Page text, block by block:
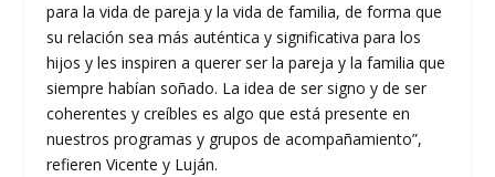
para la vida de pareja y la vida de familia, de forma que
su relación sea más auténtica y significativa para los
hijos y les inspiren a querer ser la pareja y la familia que
siempre habían soñado. La idea de ser signo y de ser
coherentes y creíbles es algo que está presente en
nuestros programas y grupos de acompañamiento”,
refieren Vicente y Luján.